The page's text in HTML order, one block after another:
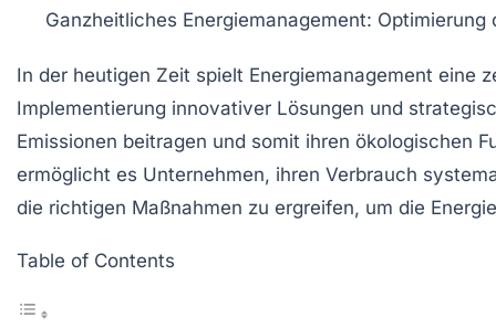
Ganzheitliches Energiemanagement: Optimierung
In der heutigen Zeit spielt Energiemanagement eine
Implementierung innovativer Lösungen und
Emissionen beitragen und somit ihren ökologischen
ermöglicht es Unternehmen, ihren Verbrauch
die richtigen Maßnahmen zu ergreifen, um die
Table of Contents